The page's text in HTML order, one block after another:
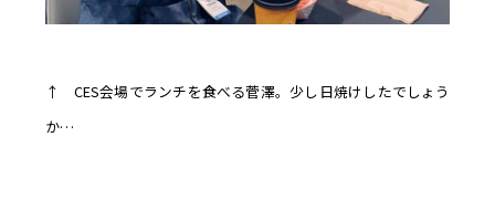
↑ CES会場でランチを食べる菅澤。少し日焼けしたでしょう
か…